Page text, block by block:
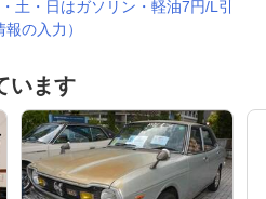
土・日はガソリン・軽油7円/L引
の入力）
います